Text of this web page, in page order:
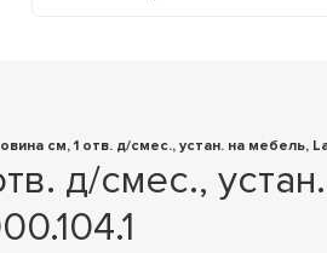
см, 1 отв. д/смес., устан. на мебель,